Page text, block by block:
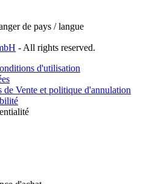
de pays / langue
- All rights reserved.
d'utilisation
de Vente et politique d'annulation